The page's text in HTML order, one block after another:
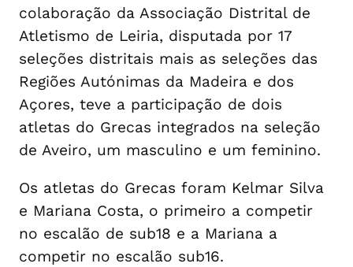
colaboração da Associação Distrital de
Atletismo de Leiria, disputada por 17
seleções distritais mais as seleções das
Regiões Autónimas da Madeira e dos
Açores, teve a participação de dois
atletas do Grecas integrados na seleção
de Aveiro, um masculino e um feminino.
Os atletas do Grecas foram Kelmar Silva
e Mariana Costa, o primeiro a competir
no escalão de sub18 e a Mariana a
competir no escalão sub16.